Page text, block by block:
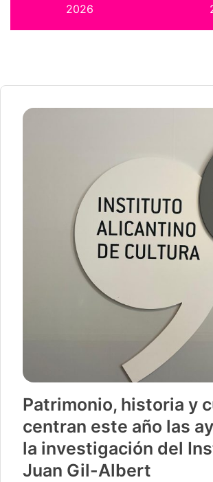
2026
Patrimonio, historia y
centran este año las
la investigación del
Juan Gil-Albert